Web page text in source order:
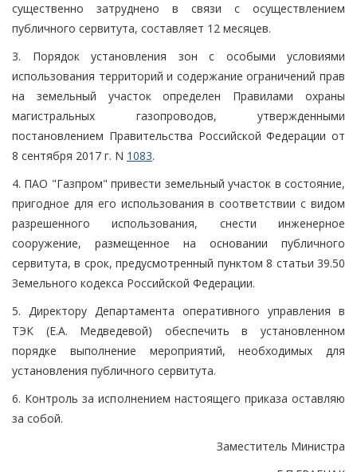
существенно затруднено в связи с осуществлением
публичного сервитута, составляет 12 месяцев.
3. Порядок установления зон с особыми условиями
использования территорий и содержание ограничений прав
на земельный участок определен Правилами охраны
магистральных газопроводов, утвержденными
постановлением Правительства Российской Федерации от
8 сентября 2017 г. N 1083.
4. ПАО "Газпром" привести земельный участок в состояние,
пригодное для его использования в соответствии с видом
разрешенного использования, снести инженерное
сооружение, размещенное на основании публичного
сервитута, в срок, предусмотренный пунктом 8 статьи 39.50
Земельного кодекса Российской Федерации.
5. Директору Департамента оперативного управления в
ТЭК (Е.А. Медведевой) обеспечить в установленном
порядке выполнение мероприятий, необходимых для
установления публичного сервитута.
6. Контроль за исполнением настоящего приказа оставляю
за собой.
Заместитель Министра